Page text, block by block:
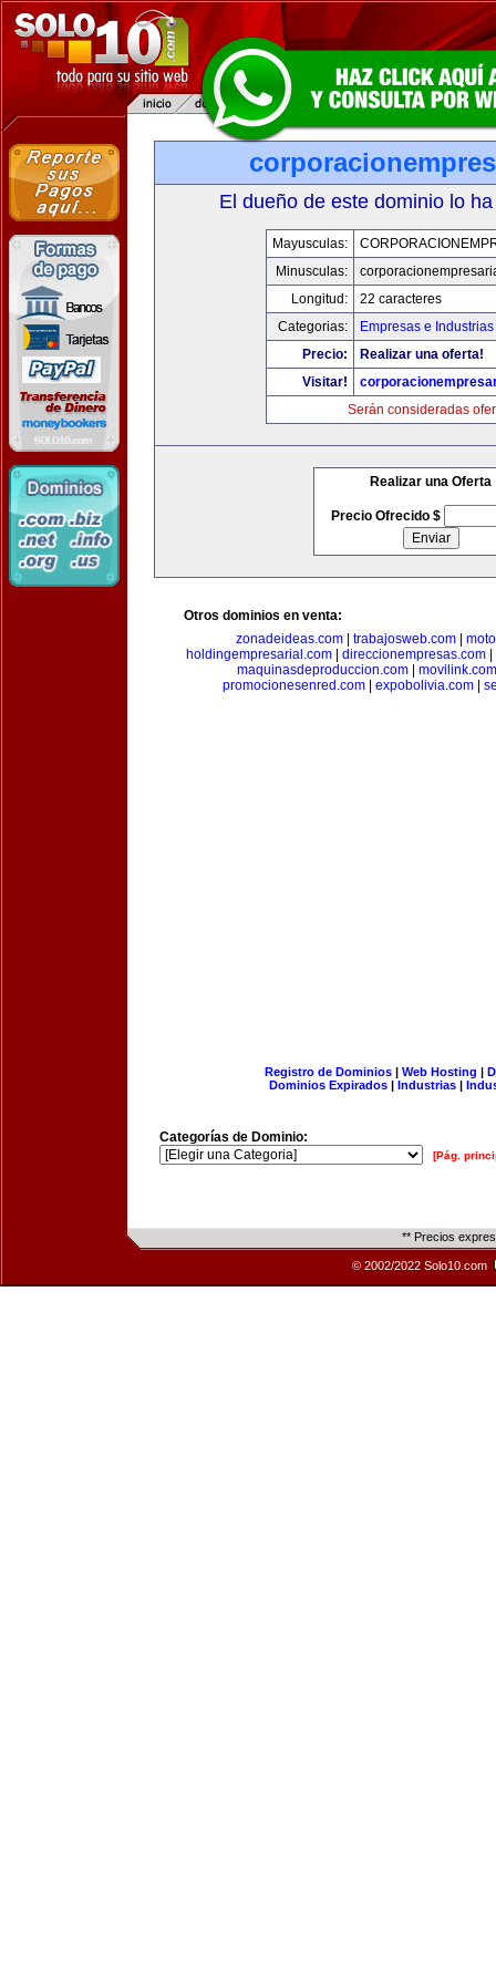
El dueño de este dominio lo
Mayusculas:
Minusculas:
Longitud:
22 caracteres
Categorias:
Empresas e Industrias
Precio:
Realizar una oferta!
Visitar!
Serán consideradas
Realizar una Oferta
Precio Ofrecido $
Otros dominios en venta:
zonadeideas.com
trabajosweb.com
holdingempresarial.com
direccionempresas.com
maquinasdeproduccion.com
movilink.com
promocionesenred.com| expobolivia.com|
Registro de Dominios| Web Hosting |
Dominios Expirados | Industrias |
Categorías de Dominio:
[Pág.
** Precios
© 2002/2022 Solo10.com